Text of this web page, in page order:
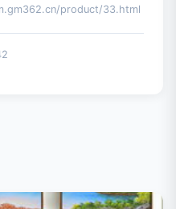
product/33.html